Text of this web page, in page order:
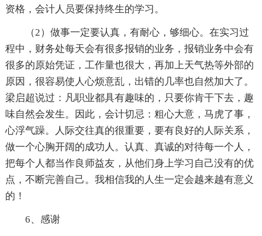
资格，会计人员要保持终生的学习。
（2）做事一定要认真，有耐心，够细心。在实习过
程中，财务处每天会有很多报销的业务，报销业务中会有
很多的原始凭证，工作量也很大，再加上天气热等外部的
原因，很容易使人心烦意乱，出错的几率也自然加大了。
梁启超说过：凡职业都具有趣味的，只要你肯干下去，趣
味自然会发生。因此，会计切忌：粗心大意，马虎了事，
心浮气躁。人际交往真的很重要，要有良好的人际关系，
做一个心胸开阔的成功人。认真、真诚的对待每一个人，
把每个人都当作良师益友，从他们身上学习自己没有的优
点，不断完善自己。我相信我的人生一定会越来越有意义
的！
6、感谢